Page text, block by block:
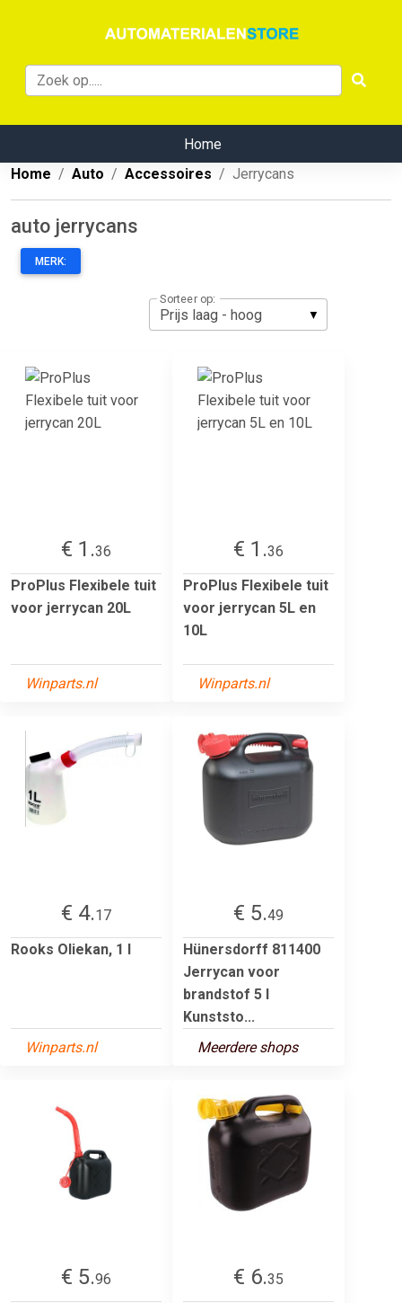
Home
Home
Auto Accessoires Jerrycans
auto jerrycans
MERK:
Sorteer op:
€ 1.36
ProPlus Flexibele tuit
voor jerrycan 20L
Winparts.nl
€ 1.36
ProPlus Flexibele tuit
voor jerrycan 5L en
10L
Winparts.nl
€ 4.17
Rooks Oliekan, 1 l
Winparts.nl
€ 5.49
Hünersdorff 811400
Jerrycan voor
brandstof 5 l
Kunststo...
Meerdere shops
€ 5.96
€ 6.35